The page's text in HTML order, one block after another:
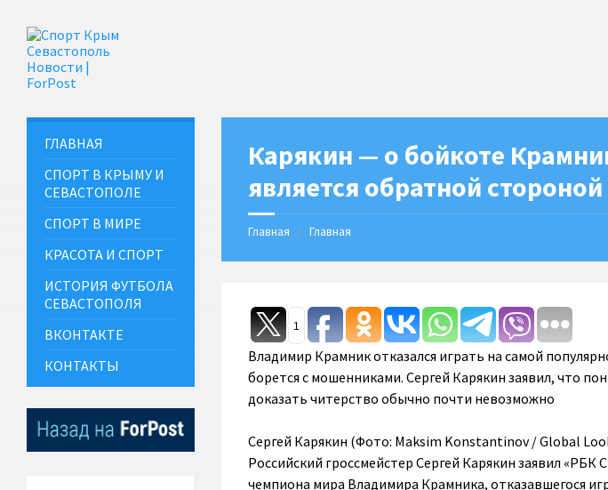
Карякин — о бойкоте
является обратной
Главная Главная
1
Владимир Крамник отказался играть на самой
борется с мошенниками. Сергей Карякин заявил, что
доказать читерство обычно почти невозможно
Сергей Карякин (Фото: Maksim Konstantinov / Global
Российский гроссмейстер Сергей Карякин заявил
чемпиона мира Владимира Крамника, отказавшегося
ГЛАВНАЯ
СПОРТ В КРЫМУ И
СЕВАСТОПОЛЕ
СПОРТ В МИРЕ
КРАСОТА И СПОРТ
ИСТОРИЯ ФУТБОЛА
СЕВАСТОПОЛЯ
ВКОНТАКТЕ
КОНТАКТЫ